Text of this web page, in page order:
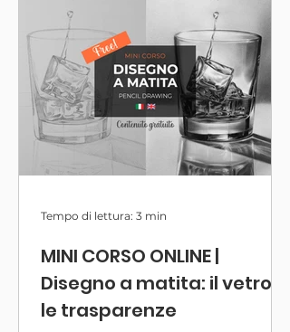
MINI CORSO ONLINE |
Disegno a matita: il vetro e
le trasparenze
Tempo di lettura: 3 min